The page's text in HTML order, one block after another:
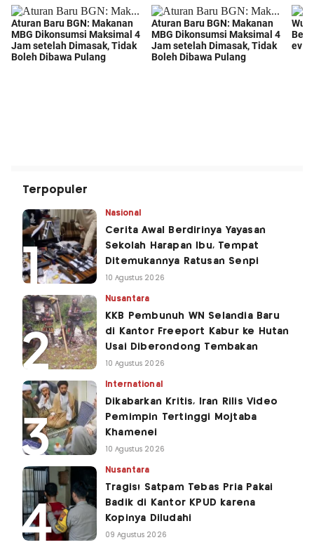
Terpopuler
Nasional
Cerita Awal Berdirinya Yayasan
Sekolah Harapan Ibu, Tempat
Ditemukannya Ratusan Senpi
10 Agustus 2026
Nusantara
KKB Pembunuh WN Selandia Baru
di Kantor Freeport Kabur ke Hutan
Usai Diberondong Tembakan
10 Agustus 2026
International
Dikabarkan Kritis, Iran Rilis Video
Pemimpin Tertinggi Mojtaba
Khamenei
10 Agustus 2026
Nusantara
Tragis! Satpam Tebas Pria Pakai
Badik di Kantor KPUD karena
Kopinya Diludahi
09 Agustus 2026